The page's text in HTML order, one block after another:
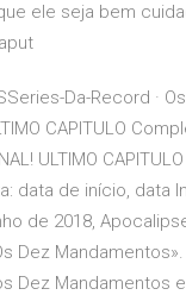
ele seja bem
Da-Record ·
CAPITULO
ULTIMO
de início, data
de 2018,
Dez
Dez Mandamentos